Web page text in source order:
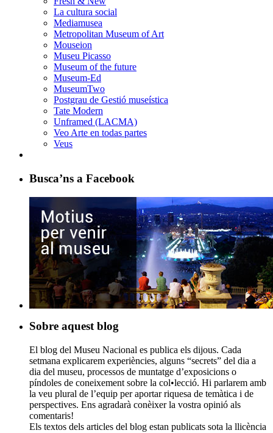
La cultura social
Mediamusea
Metropolitan Museum of Art
Mouseion
Museu Picasso
Museum of the future
Museum-Ed
MuseumTwo
Postgrau de Gestió museística
Tate Modern
Unframed (LACMA)
Veo Arte en todas partes
Veus
Busca’ns a Facebook
Sobre aquest blog
El blog del Museu Nacional es publica els dijous. Cada
setmana explicarem experiències, alguns “secrets” del dia a
dia del museu, processos de muntatge d’exposicions o
píndoles de coneixement sobre la col•lecció. Hi parlarem amb
la veu plural de l’equip per aportar riquesa de temàtica i de
perspectives. Ens agradarà conèixer la vostra opinió als
comentaris!
Els textos dels articles del blog estan publicats sota la llicència